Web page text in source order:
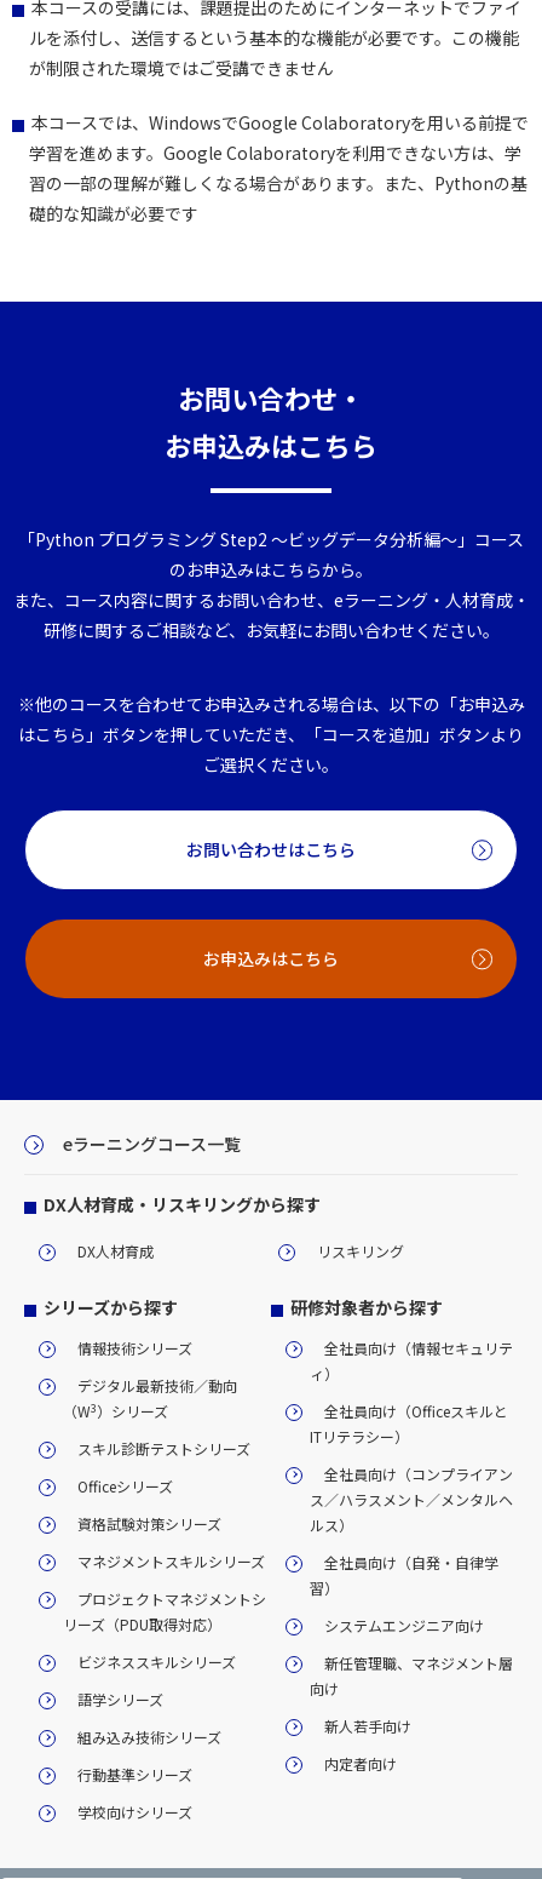
本コースの受講には、課題提出のためにインターネットでファイ
ルを添付し、送信するという基本的な機能が必要です。この機能
が制限された環境ではご受講できません
本コースでは、WindowsでGoogle Colaboratoryを用いる前提で
学習を進めます。Google Colaboratoryを利用できない方は、学
習の一部の理解が難しくなる場合があります。また、Pythonの基
礎的な知識が必要です
お問い合わせ・
お申込みはこちら
「Python プログラミング Step2 ～ビッグデータ分析編～」コース
のお申込みはこちらから。
また、コース内容に関するお問い合わせ、eラーニング・人材育成・
研修に関するご相談など、お気軽にお問い合わせください。
※他のコースを合わせてお申込みされる場合は、以下の「お申込み
はこちら」ボタンを押していただき、「コースを追加」ボタンより
ご選択ください。
お問い合わせはこちら
お申込みはこちら
eラーニングコース一覧
DX人材育成・リスキリングから探す
DX人材育成 リスキリング
シリーズから探す
情報技術シリーズ
デジタル最新技術／動向
（W3）シリーズ
スキル診断テストシリーズ
Officeシリーズ
資格試験対策シリーズ
マネジメントスキルシリーズ
プロジェクトマネジメントシ
リーズ（PDU取得対応）
ビジネススキルシリーズ
語学シリーズ
組み込み技術シリーズ
行動基準シリーズ
学校向けシリーズ
研修対象者から探す
全社員向け（情報セキュリテ
ィ）
全社員向け（Officeスキルと
ITリテラシー）
全社員向け（コンプライアン
ス／ハラスメント／メンタルヘ
ルス）
全社員向け（自発・自律学
習）
システムエンジニア向け
新任管理職、マネジメント層
向け
新人若手向け
内定者向け